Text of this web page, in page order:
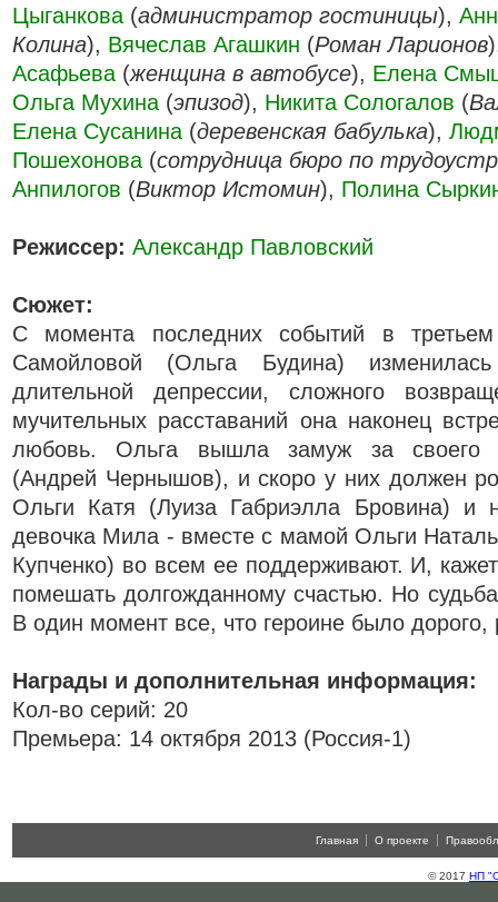
Цыганкова (администратор гостиницы),
Колина), Вячеслав Агашкин (Роман Ларионов
Асафьева (женщина в автобусе), Елена
Ольга Мухина (эпизод), Никита Сологалов (
Елена Сусанина (деревенская бабулька),
Пошехонова (сотрудница бюро по
Анпилогов (Виктор Истомин), Полина
Режиссер: Александр Павловский
Сюжет:
С момента последних событий в
Самойловой (Ольга Будина)
длительной депрессии, сложного
мучительных расставаний она наконец
любовь. Ольга вышла замуж за своего
(Андрей Чернышов), и скоро у них должен
Ольги Катя (Луиза Габриэлла Бровина) и
девочка Мила - вместе с мамой Ольги
Купченко) во всем ее поддерживают. И,
помешать долгожданному счастью. Но
В один момент все, что героине было дорого,
Награды и дополнительная информация:
Кол-во серий: 20
Премьера: 14 октября 2013 (Россия-1)
Главная О проекте
© 2017 НП